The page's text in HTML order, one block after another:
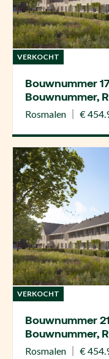
VERKOCHT
Bouwnummer
Bouwnummer,
Rosmalen €
VERKOCHT
Bouwnummer
Bouwnummer,
Rosmalen €